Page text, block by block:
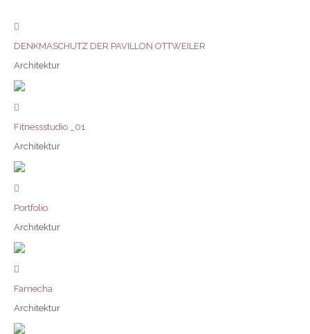
DENKMASCHUTZ DER PAVILLON OTTWEILER
Architektur
Fitnessstudio _01
Architektur
Portfolio
Architektur
Famecha
Architektur